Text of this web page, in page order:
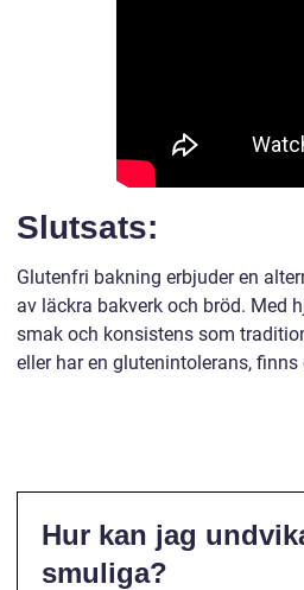
Slutsats:
Glutenfri bakning erbjuder en
av läckra bakverk och bröd. Med
smak och konsistens som
eller har en glutenintolerans,
Hur kan jag
smuliga?